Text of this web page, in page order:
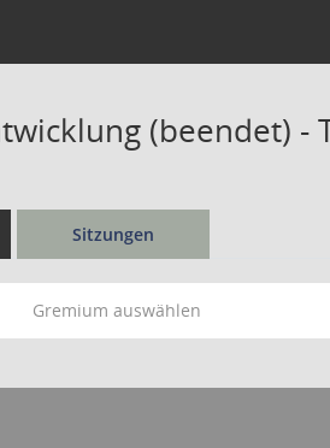
(beendet) -
Sitzungen
Gremium auswählen